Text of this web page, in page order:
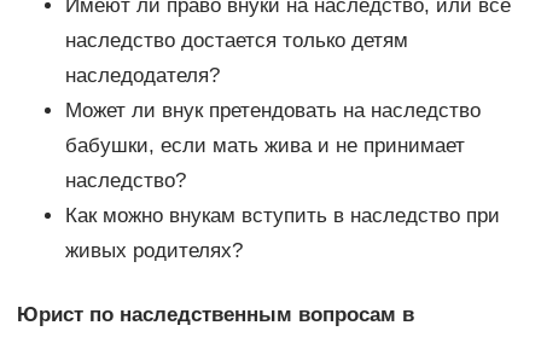
Имеют ли право внуки на наследство, или все
наследство достается только детям
наследодателя?
Может ли внук претендовать на наследство
бабушки, если мать жива и не принимает
наследство?
Как можно внукам вступить в наследство при
живых родителях?
Юрист по наследственным вопросам в